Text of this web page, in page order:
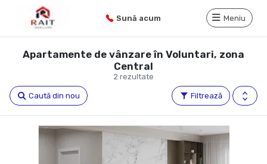
Sună acum Meniu
2 rezultate
Apartamente de vânzare în Voluntari, zona
Central
Filtrează
Caută din nou